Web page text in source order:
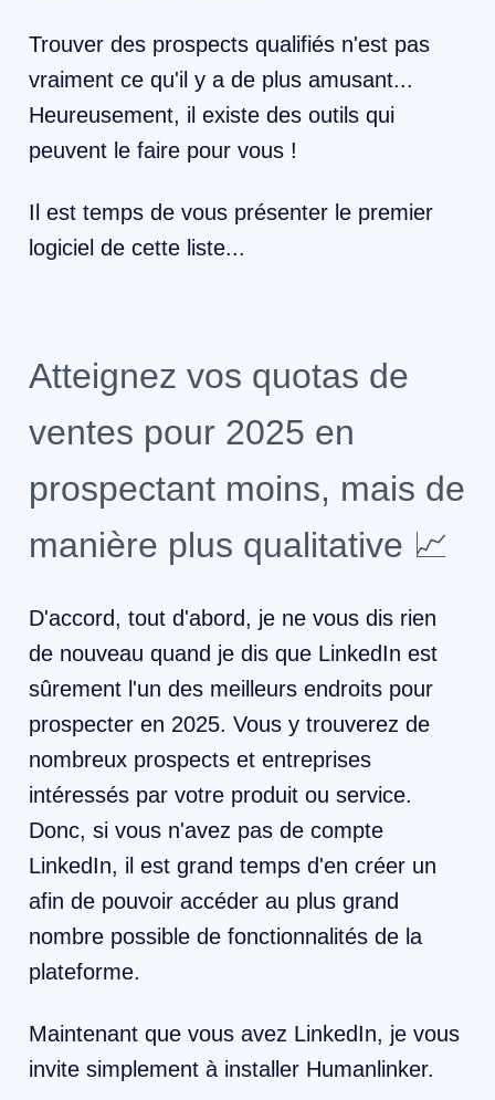
Trouver des prospects qualifiés n'est pas
vraiment ce qu'il y a de plus amusant...
Heureusement, il existe des outils qui
peuvent le faire pour vous !
Il est temps de vous présenter le premier
logiciel de cette liste...
Atteignez vos quotas de
ventes pour 2025 en
prospectant moins, mais de
manière plus qualitative 📈
D'accord, tout d'abord, je ne vous dis rien
de nouveau quand je dis que LinkedIn est
sûrement l'un des meilleurs endroits pour
prospecter en 2025. Vous y trouverez de
nombreux prospects et entreprises
intéressés par votre produit ou service.
Donc, si vous n'avez pas de compte
LinkedIn, il est grand temps d'en créer un
afin de pouvoir accéder au plus grand
nombre possible de fonctionnalités de la
plateforme.
Maintenant que vous avez LinkedIn, je vous
invite simplement à installer Humanlinker.